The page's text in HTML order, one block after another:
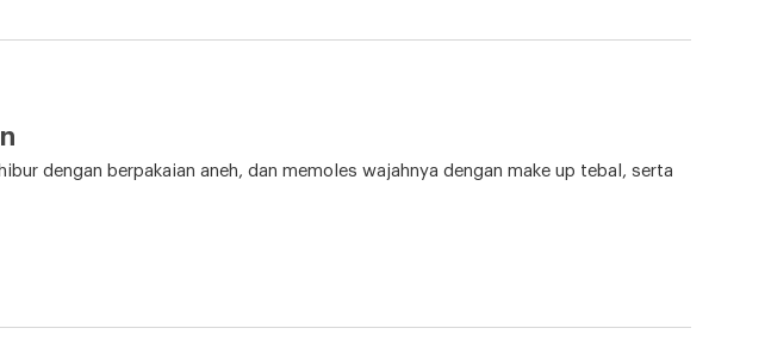
dengan berpakaian aneh, dan memoles wajahnya dengan make up tebal, serta